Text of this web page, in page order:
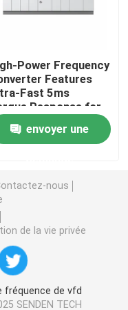
grue
électriques à
Power Frequency
Features
Fast 5ms
Response for
envoyer une
nous
de la vie privée
fréquence de vfd
SENDEN TECH